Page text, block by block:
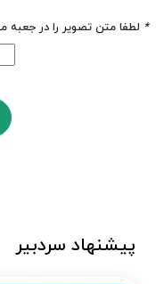
* لطفا متن تصویر را در جعبه
پیشنهاد سردبیر